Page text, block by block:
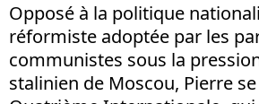
Opposé à la politique
réformiste adoptée par les
communistes sous la
stalinien de Moscou, Pierre